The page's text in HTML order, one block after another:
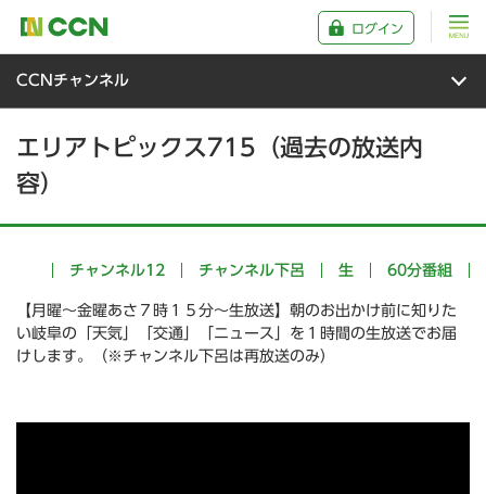
ログイン
CCNチャンネル
エリアトピックス715（過去の放送内
容）
チャンネル12 チャンネル下呂 生 60分番組
【月曜～金曜あさ７時１５分～生放送】朝のお出かけ前に知りた
い岐阜の「天気」「交通」「ニュース」を１時間の生放送でお届
けします。（※チャンネル下呂は再放送のみ）